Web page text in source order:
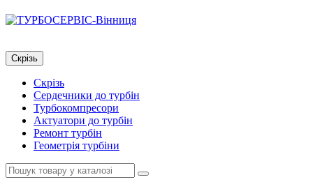
Скрізь
Скрізь
Сердечники до турбін
Турбокомпресори
Актуатори до турбін
Ремонт турбін
Геометрія турбіни